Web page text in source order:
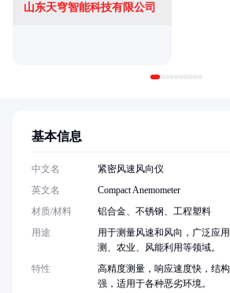
山东天穹智能科技有限公司
基本信息
中文名
紧密风速风向仪
英文名
Compact Anemometer
材质/材料
铝合金、不锈钢、工程塑料
用途
用于测量风速和风向，广泛应
测、农业、风能利用等领域。
特性
高精度测量，响应速度快，结
强，适用于各种恶劣环境。